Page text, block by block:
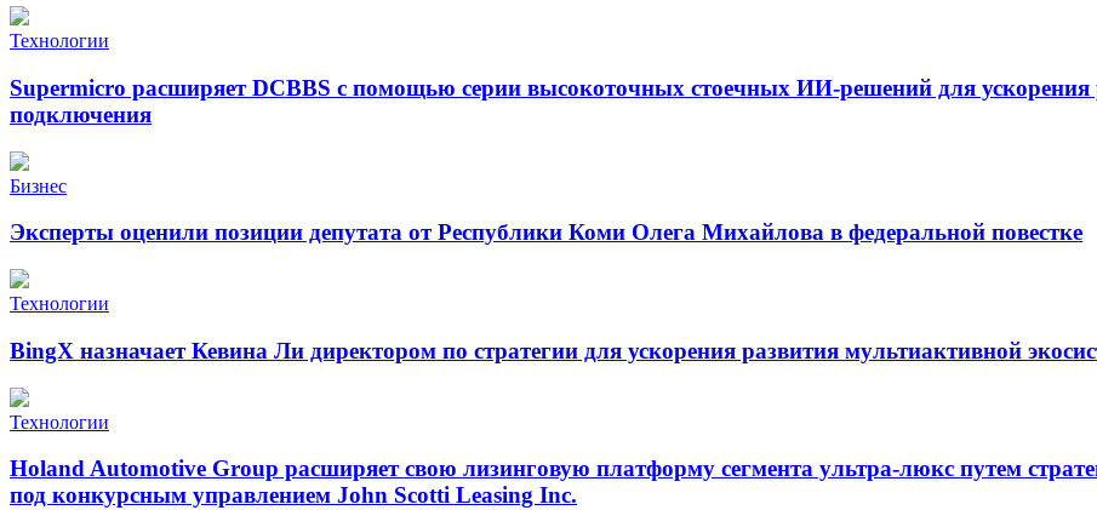
Технологии
Supermicro расширяет DCBBS с помощью серии высокоточных стоечных ИИ-решений для ускорения
подключения
Бизнес
Эксперты оценили позиции депутата от Республики Коми Олега Михайлова в федеральной повестке
Технологии
BingX назначает Кевина Ли директором по стратегии для ускорения развития мультиактивной
Технологии
Holand Automotive Group расширяет свою лизинговую платформу сегмента ультра-люкс путем
под конкурсным управлением John Scotti Leasing Inc.